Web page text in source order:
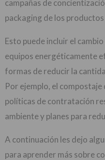
campañas de
packaging de los
Esto puede incluir el cambio
equipos energéticamente
formas de reducir la
Por ejemplo, el
políticas de contratación
ambiente y planes para
A continuación les dejo
para aprender más sobre